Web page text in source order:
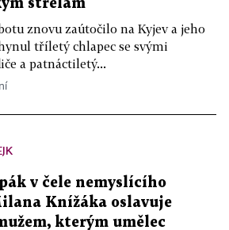
střelám
znovu zaútočilo na Kyjev a jeho
tříletý chlapec se svými
a patnáctiletý...
v čele nemyslícího
Knížáka oslavuje
kterým umělec